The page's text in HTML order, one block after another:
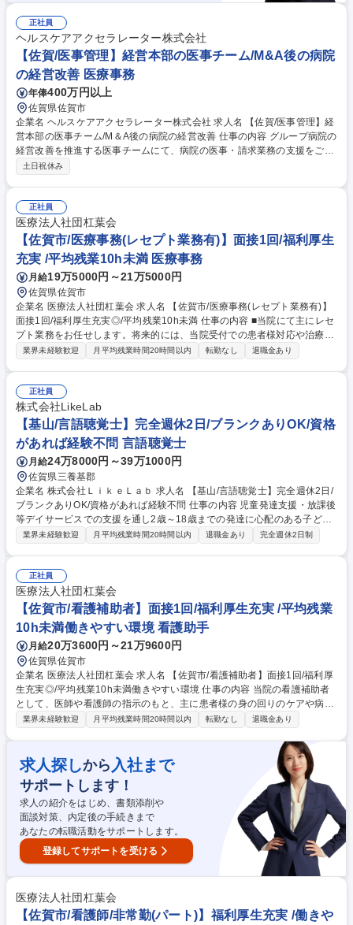
正社員
ヘルスケアアクセラレーター株式会社
【佐賀/医事管理】経営本部の医事チーム/M&A後の病院
の経営改善 医療事務
年俸400万円以上
佐賀県佐賀市
企業名 ヘルスケアアクセラレーター株式会社 求人名 【佐賀/医事管理】経
営本部の医事チーム/M＆A後の病院の経営改善 仕事の内容 グループ病院の
経営改善を推進する医事チームにて、病院の医事・請求業務の支援をご担
当いただきます。現場の効率化と収益最大化を担います。 【医事業務】■
かつ効果的な企画立案・推進 【請求業務】■レセプト請求又は請求業務 ■
保険（介護）請求又は請求業務（減点・返戻・減額）の資料作成、分析 ■
算定要件や施設基準を正しく理解し、法令遵守に基づいた保険請求全般の
新規取得・提案・管理 募集職種 【佐賀/医事管理】経営本部の医事チーム/
M＆A後の病院の経営改善
土日祝休み
正社員
医療法人社団杠葉会
【佐賀市/医療事務(レセプト業務有)】面接1回/福利厚生
充実 /平均残業10h未満 医療事務
月給19万5000円～21万5000円
佐賀県佐賀市
企業名 医療法人社団杠葉会 求人名 【佐賀市/医療事務(レセプト業務有)】
面接1回/福利厚生充実◎/平均残業10h未満 仕事の内容 ■当院にて主にレセ
プト業務をお任せします。将来的には、当院受付での患者様対応や治療や
サービスの流れのご案内、電話対応、会計業務、自賠請求業務等、徐々に
化の増員です。 【やりがい】 事務職として地域医療に貢献できるポジシ
ョンであり、やりがいも十分。腰を据えてスキルアップができる環境で
す。 募集職種 【佐賀市/医療事務(レセプト業務有)】面接1回/福利厚生充
実◎/平均残業10h未満
業界未経験歓迎 月平均残業時間20時間以内 転勤なし 退職金あり
正社員
株式会社LikeLab
【基山/言語聴覚士】完全週休2日/ブランクありOK/資格
があれば経験不問 言語聴覚士
月給24万8000円～39万1000円
佐賀県三養基郡
企業名 株式会社ＬｉｋｅＬａｂ 求人名 【基山/言語聴覚士】完全週休2日/
ブランクありOK/資格があれば経験不問 仕事の内容 児童発達支援・放課後
等デイサービスでの支援を通し2歳～18歳までの発達に心配のある子ども
や、知的障がいなどを持つ子ども達の発語・構音訓練、聴覚認知支援な
をサポートします。 ◆学校までの送迎支援（労働条件備考参照）・屋内外
の集団、個別活動の支援(公園へ行く、工作やクッキングなど)・日常生活
支援(食事、トイレ、着替え、片付けなど)・コミュニケーション支援、機
能訓練 ◆発達支援プログラムの策定、保育士への指導・サポート 募集職
種 【基山/言語聴覚士】完全週休2日/ブランクありOK/資格があれば経験不
問
業界未経験歓迎 月平均残業時間20時間以内 退職金あり 完全週休2日制
正社員
医療法人社団杠葉会
【佐賀市/看護補助者】面接1回/福利厚生充実 /平均残業
10h未満働きやすい環境 看護助手
月給20万3600円～21万9600円
佐賀県佐賀市
企業名 医療法人社団杠葉会 求人名 【佐賀市/看護補助者】面接1回/福利厚
生充実◎/平均残業10h未満働きやすい環境 仕事の内容 当院の看護補助者
として、医師や看護師の指示のもと、主に患者様の身の回りのケアや病院
内でのサポート業務をお任せします。看護師または准看護師とペア制で業
ケア、看護師や医師の指示に基づいた処置の補助を担当していただきま
す。 【魅力】 専門的な治療：耳鼻咽喉科では、小さいお子様から高齢者
への手術において最短の入院期間を誇ります。 地域密着型医療：地域に根
ざした医療提供を行い、患者との信頼関係を築いています。 募集職種
【佐賀市/看護補助者】面接1回/福利厚生充実◎/平均残業10h未満働きやす
い環境
業界未経験歓迎 月平均残業時間20時間以内 転勤なし 退職金あり
求人探しから 入社まで
サポートします！
求人の紹介をはじめ、書類添削や
面談対策、内定後の手続きまで
あなたの転職活動をサポートします。
登録してサポートを受ける
医療法人社団杠葉会
【佐賀市/看護師/非常勤(パート)】福利厚生充実 /働きや